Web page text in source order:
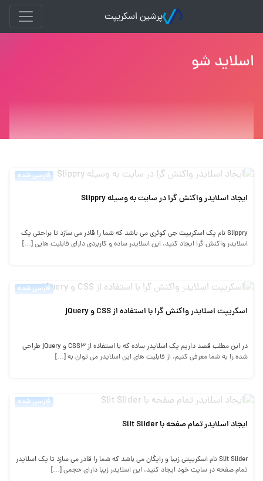
پرشین اسکریپت
اسلاید شو
فارسی شده
ایجاد اسلایدر واکنش گرا در سایت به وسیله Slippry
Slippry نام یک اسکریپت جی کوئری می باشد که شما را قادر می سازد تا براحتی یک
اسلایدر واکنش گرا ایجاد کنید. این اسلایدر ساده و کاربردی دارای قابلیت هایی […]
فارسی شده
اسکریپت اسلایدر واکنش گرا با استفاده از CSS و jQuery
در این مطلب قصد داریم یک اسلایدر ساده که با استفاده از CSS3 و jQuery طراحی
شده را به شما معرفی کنیم. از قابلیت های این اسلایدر می توان به […]
فارسی شده
ایجاد اسلایدر تمام صفحه با Slit Slider
Slit Slider نام اسکریپتی زیبا و رایگان می باشد که شما را قادر می سازد تا یک اسلایدر
تمام صفحه در سایت خود ایجاد کنید. این اسلایدر زیبا دارای حجمی […]